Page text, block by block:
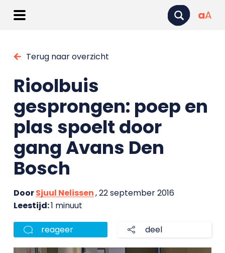
aA
Terug naar overzicht
Rioolbuis
gesprongen: poep en
plas spoelt door
gang Avans Den
Bosch
DoorSjuul Nelissen, 22 september 2016
Leestijd:1 minuut
reageer deel